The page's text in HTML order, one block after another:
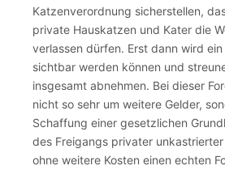
Katzenverordnung sicherstellen,
private Hauskatzen und Kater die
verlassen dürfen. Erst dann wird
sichtbar werden können und
insgesamt abnehmen. Bei dieser
nicht so sehr um weitere Gelder,
Schaffung einer gesetzlichen
des Freigangs privater
ohne weitere Kosten einen echten